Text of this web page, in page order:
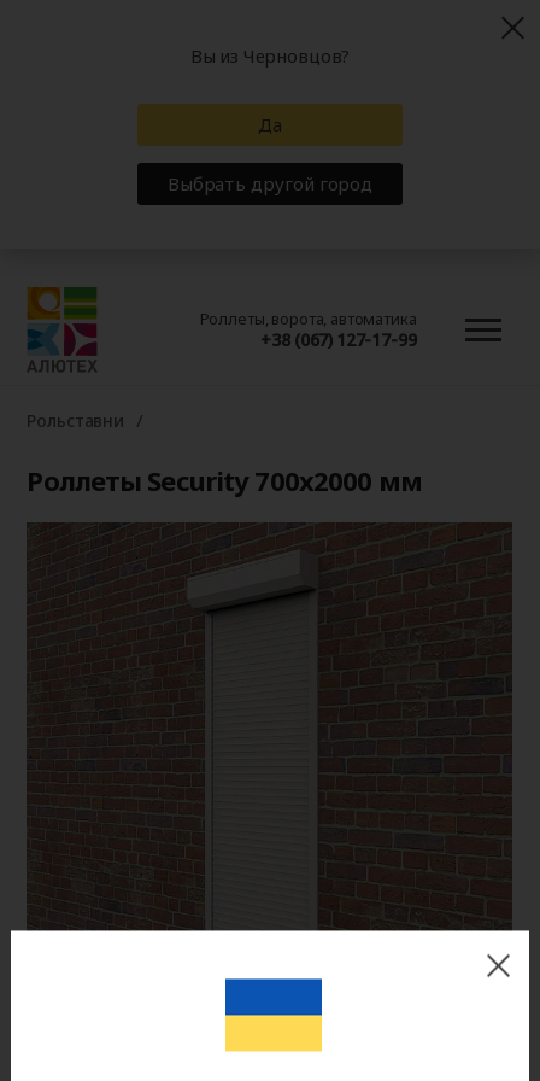
Роллеты, ворота, автоматика
+38 (067) 127-17-99
Рольставни
Роллеты Security 700x2000 мм
Вы из Черновцов?
Да
Выбрать другой город